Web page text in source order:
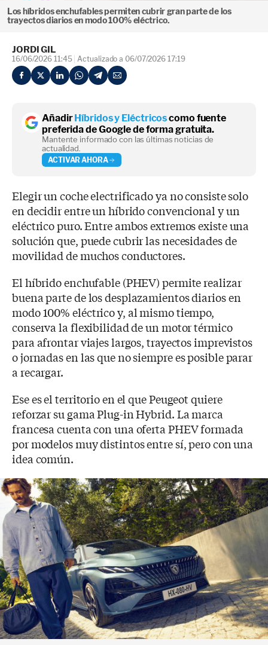
Los híbridos enchufables permiten cubrir gran parte de los
trayectos diarios en modo 100% eléctrico.
JORDI GIL
16/06/2026 11:45 Actualizado a 06/07/2026 17:19
Añadir Híbridos y Eléctricoscomo fuente
preferida de Google de forma gratuita.
Mantente informado con las últimas noticias de
actualidad.
ACTIVAR AHORA
Elegir un coche electrificado ya no consiste solo
en decidir entre un híbrido convencional y un
eléctrico puro. Entre ambos extremos existe una
solución que, puede cubrir las necesidades de
movilidad de muchos conductores.
El híbrido enchufable (PHEV) permite realizar
buena parte de los desplazamientos diarios en
modo 100% eléctrico y, al mismo tiempo,
conserva la flexibilidad de un motor térmico
para afrontar viajes largos, trayectos imprevistos
o jornadas en las que no siempre es posible parar
a recargar.
Ese es el territorio en el que Peugeot quiere
reforzar su gama Plug-in Hybrid. La marca
francesa cuenta con una oferta PHEV formada
por modelos muy distintos entre sí, pero con una
idea común.